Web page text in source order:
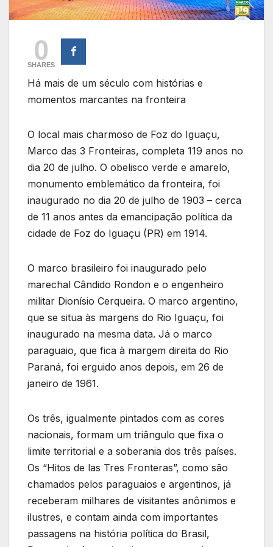
0
SHARES
Há mais de um século com histórias e
momentos marcantes na fronteira
O local mais charmoso de Foz do Iguaçu,
Marco das 3 Fronteiras, completa 119 anos no
dia 20 de julho. O obelisco verde e amarelo,
monumento emblemático da fronteira, foi
inaugurado no dia 20 de julho de 1903 – cerca
de 11 anos antes da emancipação política da
cidade de Foz do Iguaçu (PR) em 1914.
O marco brasileiro foi inaugurado pelo
marechal Cândido Rondon e o engenheiro
militar Dionísio Cerqueira. O marco argentino,
que se situa às margens do Rio Iguaçu, foi
inaugurado na mesma data. Já o marco
paraguaio, que fica à margem direita do Rio
Paraná, foi erguido anos depois, em 26 de
janeiro de 1961.
Os três, igualmente pintados com as cores
nacionais, formam um triângulo que fixa o
limite territorial e a soberania dos três países.
Os “Hitos de las Tres Fronteras”, como são
chamados pelos paraguaios e argentinos, já
receberam milhares de visitantes anônimos e
ilustres, e contam ainda com importantes
passagens na história política do Brasil,